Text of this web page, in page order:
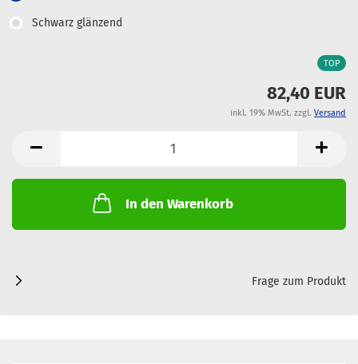
Schwarz glänzend
TOP
82,40 EUR
inkl. 19% MwSt. zzgl. Versand
In den Warenkorb
Frage zum Produkt